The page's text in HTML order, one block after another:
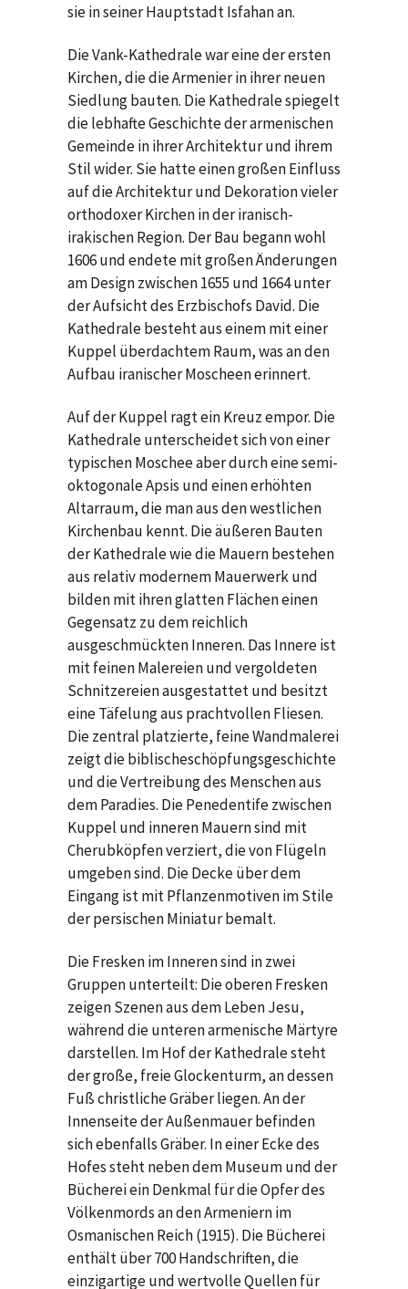
sie in seiner Hauptstadt Isfahan an.
Die Vank-Kathedrale war eine der ersten
Kirchen, die die Armenier in ihrer neuen
Siedlung bauten. Die Kathedrale spiegelt
die lebhafte Geschichte der armenischen
Gemeinde in ihrer Architektur und ihrem
Stil wider. Sie hatte einen großen Einfluss
auf die Architektur und Dekoration vieler
orthodoxer Kirchen in der iranisch-
irakischen Region. Der Bau begann wohl
1606 und endete mit großen Änderungen
am Design zwischen 1655 und 1664 unter
der Aufsicht des Erzbischofs David. Die
Kathedrale besteht aus einem mit einer
Kuppel überdachtem Raum, was an den
Aufbau iranischer Moscheen erinnert.
Auf der Kuppel ragt ein Kreuz empor. Die
Kathedrale unterscheidet sich von einer
typischen Moschee aber durch eine semi-
oktogonale Apsis und einen erhöhten
Altarraum, die man aus den westlichen
Kirchenbau kennt. Die äußeren Bauten
der Kathedrale wie die Mauern bestehen
aus relativ modernem Mauerwerk und
bilden mit ihren glatten Flächen einen
Gegensatz zu dem reichlich
ausgeschmückten Inneren. Das Innere ist
mit feinen Malereien und vergoldeten
Schnitzereien ausgestattet und besitzt
eine Täfelung aus prachtvollen Fliesen.
Die zentral platzierte, feine Wandmalerei
zeigt die biblischeschöpfungsgeschichte
und die Vertreibung des Menschen aus
dem Paradies. Die Penedentife zwischen
Kuppel und inneren Mauern sind mit
Cherubköpfen verziert, die von Flügeln
umgeben sind. Die Decke über dem
Eingang ist mit Pflanzenmotiven im Stile
der persischen Miniatur bemalt.
Die Fresken im Inneren sind in zwei
Gruppen unterteilt: Die oberen Fresken
zeigen Szenen aus dem Leben Jesu,
während die unteren armenische Märtyre
darstellen. Im Hof der Kathedrale steht
der große, freie Glockenturm, an dessen
Fuß christliche Gräber liegen. An der
Innenseite der Außenmauer befinden
sich ebenfalls Gräber. In einer Ecke des
Hofes steht neben dem Museum und der
Bücherei ein Denkmal für die Opfer des
Völkenmords an den Armeniern im
Osmanischen Reich (1915). Die Bücherei
enthält über 700 Handschriften, die
einzigartige und wertvolle Quellen für